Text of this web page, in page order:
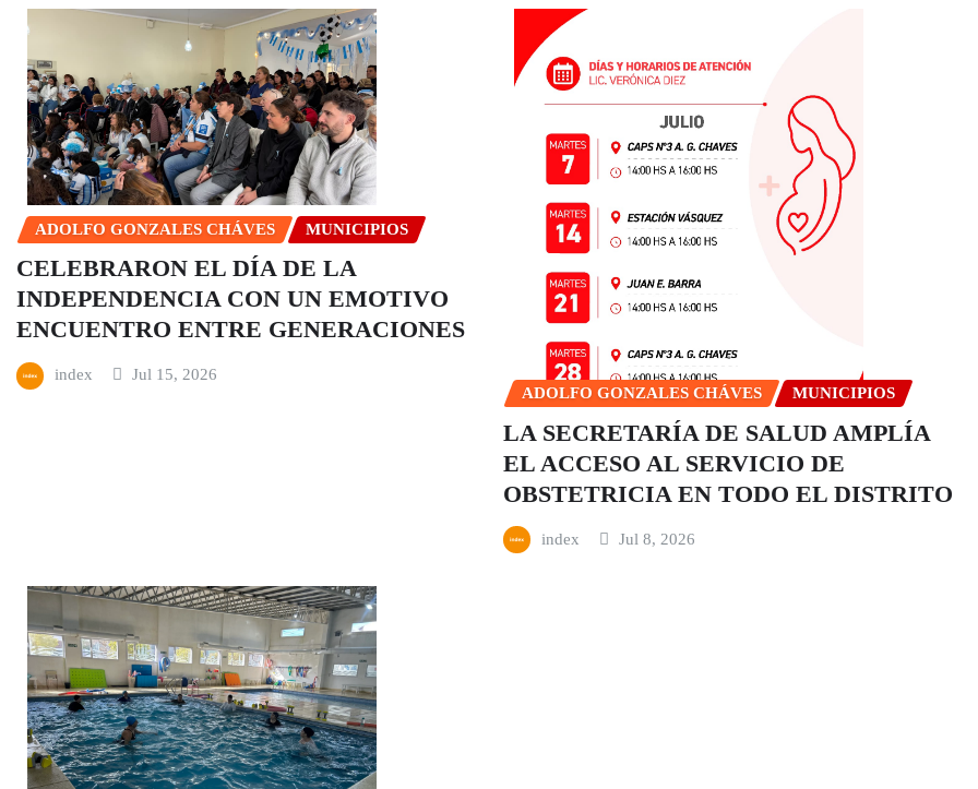
ADOLFO GONZALES CHÁVES MUNICIPIOS
CELEBRARON EL DÍA DE LA
INDEPENDENCIA CON UN EMOTIVO
ENCUENTRO ENTRE GENERACIONES
index
Jul 15, 2026
ADOLFO GONZALES CHÁVES
MUNICIPIOS
LA SECRETARÍA DE SALUD AMPLÍA
EL ACCESO AL SERVICIO DE
OBSTETRICIA EN TODO EL DISTRITO
index Jul 8, 2026